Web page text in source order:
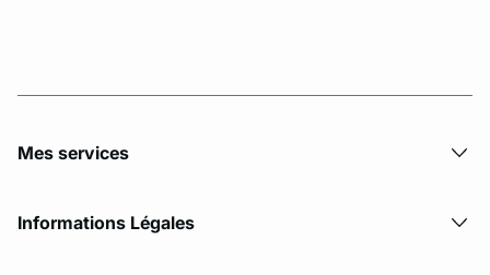
Mes services
Informations Légales